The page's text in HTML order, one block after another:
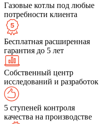
Газовые котлы под любые
потребности клиента
Бесплатная расширенная
гарантия до 5 лет
Собственный центр
исследований и разработок
5 ступеней контроля
качества на производстве